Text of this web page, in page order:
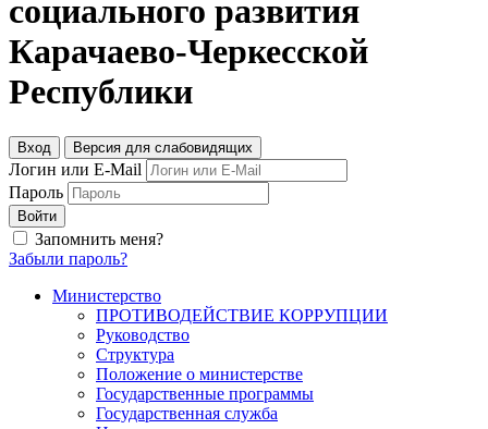
социального развития
Карачаево-Черкесской
Республики
Вход Версия для слабовидящих
Логин или E-Mail
Пароль
Войти
Запомнить меня?
Забыли пароль?
Министерство
ПРОТИВОДЕЙСТВИЕ КОРРУПЦИИ
Руководство
Структура
Положение о министерстве
Государственные программы
Государственная служба